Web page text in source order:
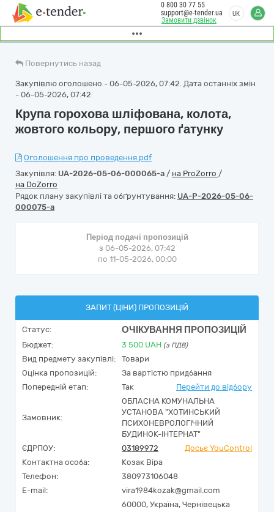
Замовити дзвінок
0 800 30 77 55
support@e-tender.ua
UK
Повернутись назад
Закупівлю оголошено - 06-05-2026, 07:42. Дата останніх змін
- 06-05-2026, 07:42
Крупа горохова шліфована, колота,
жовтого кольору, першого ґатунку
Оголошення про проведення.pdf
Закупівля: UA-2026-05-06-000065-a / на ProZorro /
на DoZorro
Рядок плану закупівлі та обґрунтування: UA-P-2026-05-06-
000075-a
Період подачі пропозицій
з 06-05-2026, 07:42
по 11-05-2026, 00:00
ЗАПИТ (ЦІНИ) ПРОПОЗИЦІЙ
Статус: ОЧІКУВАННЯ ПРОПОЗИЦІЙ
Бюджет: 3 500 UAH (з ПДВ)
Вид предмету закупівлі:
Товари
Оцінка пропозицій:
За вартістю придбання
Попередній етап:
Так Перейти до відбору
Замовник:
ОБЛАСНА КОМУНАЛЬНА
УСТАНОВА "ХОТИНСЬКИЙ
ПСИХОНЕВРОЛОГІЧНИЙ
БУДИНОК-ІНТЕРНАТ"
ЄДРПОУ:
03189972
Досьє YouControl
Контактна особа:
Козак Віра
Телефон:
380973106048
E-mail:
vira1984kozak@gmail.com
60000, Україна, Чернівецька